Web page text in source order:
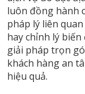
luôn đồng hành
pháp lý liên
hay chỉnh lý
giải pháp trọn
khách hàng an
hiệu quả.